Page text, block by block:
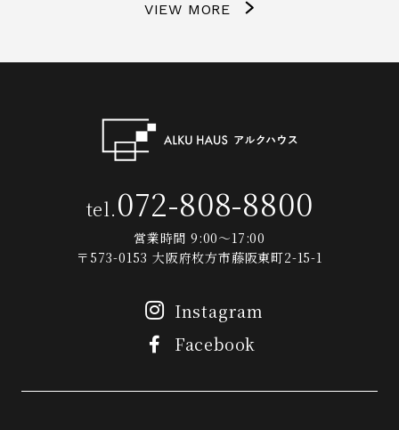
VIEW MORE
tel.072-808-8800
営業時間 9:00～17:00
〒573-0153 大阪府枚方市藤阪東町2-15-1
Instagram
Facebook